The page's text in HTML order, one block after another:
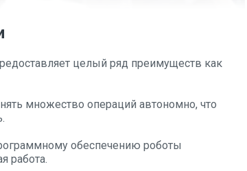
целый ряд преимуществ как
множество операций автономно, что
обеспечению роботы
работа.